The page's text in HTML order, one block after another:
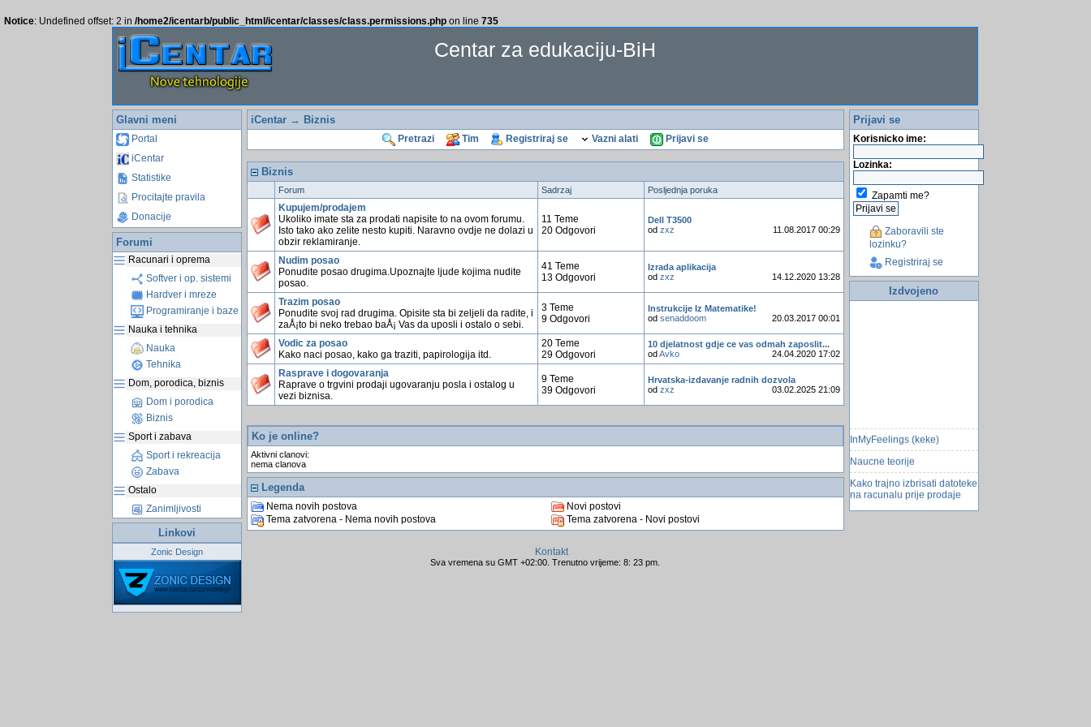
Notice: Undefined offset: 2 in /home2/icentarb/public_html/icentar/classes/class.permissions.php on line 735
Centar za edukaciju-BiH
Glavni meni
Portal
iCentar
Statistike
Procitajte pravila
Donacije
Forumi
Racunari i oprema
Softver i op. sistemi
Hardver i mreze
Programiranje i baze
Nauka i tehnika
Nauka
Tehnika
Dom, porodica, biznis
Dom i porodica
Biznis
Sport i zabava
Sport i rekreacija
Zabava
Ostalo
Zanimljivosti
Linkovi
Zonic Design
iCentar→ Biznis
Pretrazi Tim Registriraj se Vazni alati Prijavi se
Biznis
Forum Sadrzaj Posljednja poruka
Kupujem/prodajem
Ukoliko imate sta za prodati napisite to na ovom forumu.
Isto tako ako zelite nesto kupiti. Naravno ovdje ne dolazi u
obzir reklamiranje.
11 Teme
20 Odgovori
Dell T3500
od zxz 11.08.2017 00:29
Nudim posao
Ponudite posao drugima.Upoznajte ljude kojima nudite
posao.
41 Teme
13 Odgovori
Izrada aplikacija
od zxz 14.12.2020 13:28
Trazim posao
Ponudite svoj rad drugima. Opisite sta bi zeljeli da radite, i
zaÅ¡to bi neko trebao baÅ¡ Vas da uposli i ostalo o sebi.
3 Teme
9 Odgovori
Instrukcije Iz Matematike!
od senaddoom 20.03.2017 00:01
Vodic za posao
Kako naci posao, kako ga traziti, papirologija itd.
20 Teme
29 Odgovori
10 djelatnost gdje ce vas odmah zaposlit...
odAvko 24.04.2020 17:02
Rasprave i dogovaranja
Raprave o trgvini prodaji ugovaranju posla i ostalog u
vezi biznisa.
9 Teme
39 Odgovori
Hrvatska-izdavanje radnih dozvola
od zxz 03.02.2025 21:09
Ko je online?
Aktivni clanovi:
nema clanova
Legenda
Nema novih postova
Novi postovi
Tema zatvorena - Nema novih postova
Tema zatvorena - Novi postovi
Kontakt
Sva vremena su GMT +02:00. Trenutno vrijeme: 8: 23 pm.
Prijavi se
Korisnicko ime:
Lozinka:
Zapamti me?
Zaboravili ste
lozinku?
Registriraj se
Izdvojeno
InMyFeelings (keke)
Naucne teorije
Kako trajno izbrisati datoteke
na racunalu prije prodaje
svekrve i snahe